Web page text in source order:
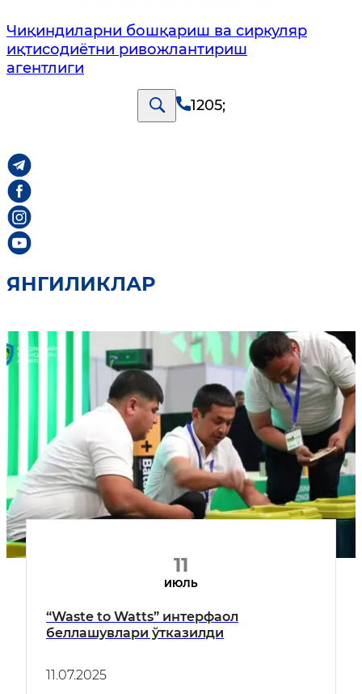
Чиқиндиларни бошқариш ва сиркуляр
иқтисодиётни ривожлантириш
агентлиги
1205;
ЯНГИЛИКЛАР
11
ИЮЛЬ
“Waste to Watts” интерфаол
беллашувлари ўтказилди
11.07.2025